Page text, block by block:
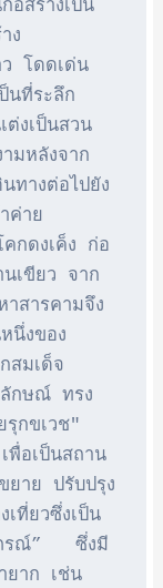
อสร้างเป็น
ง
ว โดดเด่น
นที่ระลึก
งเป็นสวน
มหลังจาก
ทางต่อไปยัง
ค่าย
คกดงเค็ง ก่อ
นเขียว จาก
สารคามจึง
นึ่งของ
สมเด็จ
ลักษณ์ ทรง
กขเวช"
อเป็นสถาน
ยาย ปรับปรุง
ที่ยวซึ่งเป็น
ภรณ์”   ซึ่งมี
ยาก เช่น